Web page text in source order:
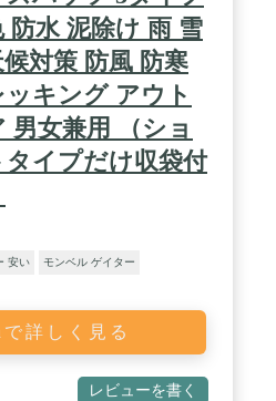
防水 泥除け 雨 雪
対策 防風 防寒
ッキング アウト
男女兼用 （ショ
タイプだけ収袋付
安い モンベル ゲイター
詳しく見る
レビューを書く